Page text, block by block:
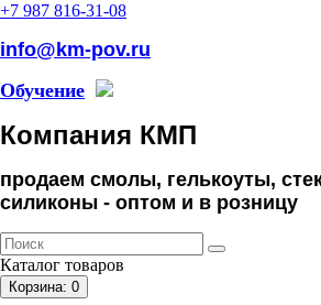
+7 987 816-31-08
info@km-pov.ru
Обучение
Компания КМП
продаем смолы, гелькоуты,
силиконы - оптом и в розницу
Каталог товаров
Корзина: 0